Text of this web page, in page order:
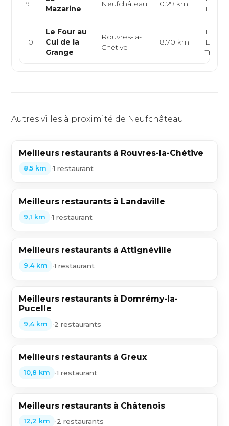
9
Mazarine
Neufchâteau 0.29 km
10
Le Four au
Cul de la
Grange
Rouvres-la-
Chétive
8.70 km
Autres villes à proximité de Neufchâteau
Meilleurs restaurants à Rouvres-la-Chétive
8,5 km •1 restaurant
Meilleurs restaurants à Landaville
9,1 km •1 restaurant
Meilleurs restaurants à Attignéville
9,4 km •1 restaurant
Meilleurs restaurants à Domrémy-la-
Pucelle
9,4 km •2 restaurants
Meilleurs restaurants à Greux
10,8 km •1 restaurant
Meilleurs restaurants à Châtenois
12,2 km •2 restaurants